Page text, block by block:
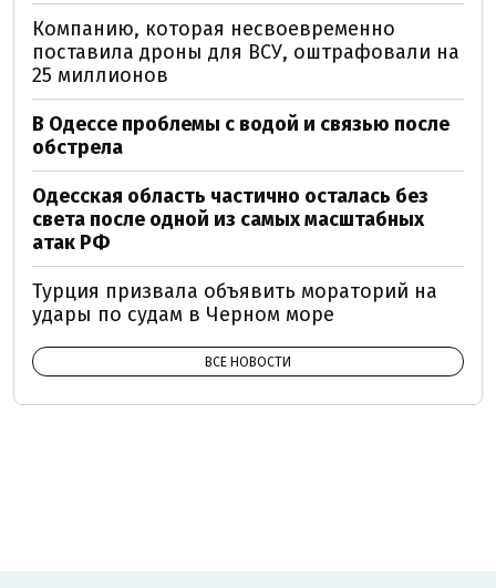
Компанию, которая несвоевременно
поставила дроны для ВСУ, оштрафовали на
25 миллионов
В Одессе проблемы с водой и связью после
обстрела
Одесская область частично осталась без
света после одной из самых масштабных
атак РФ
Турция призвала объявить мораторий на
удары по судам в Черном море
ВСЕ НОВОСТИ